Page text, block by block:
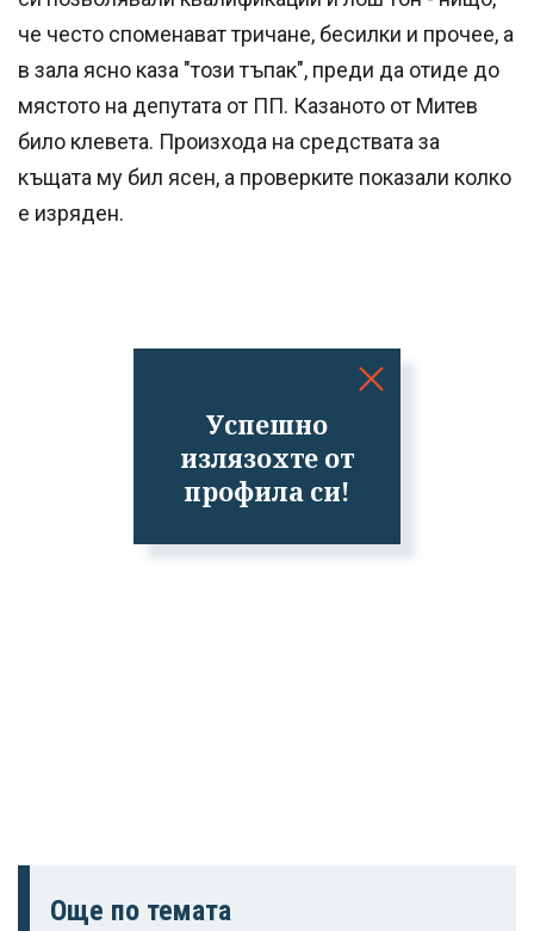
Успешно
излязохте от
профила си!
че често споменават тричане, бесилки и прочее, а
в зала ясно каза "този тъпак", преди да отиде до
мястото на депутата от ПП. Казаното от Митев
било клевета. Произхода на средствата за
къщата му бил ясен, а проверките показали колко
е изряден.
Още по темата